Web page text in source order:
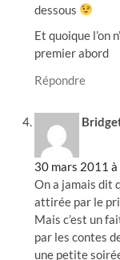
dessous
Et quoique l’on
premier abord
Répondre
30 mars 2011 à
On a jamais dit
attirée par le
Mais c’est un
par les contes
une petite